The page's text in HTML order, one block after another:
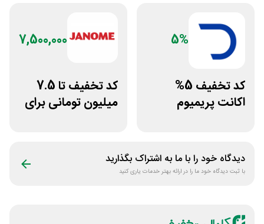
5%
کد تخفیف 5%
اکانت پریمیوم
7,500,000
کد تخفیف تا 7.5
میلیون تومانی برای
دیدگاه خود را با ما به اشتراک بگذارید
با ثبت دیدگاه خود ما را در ارائه بهتر خدمات یاری کنید